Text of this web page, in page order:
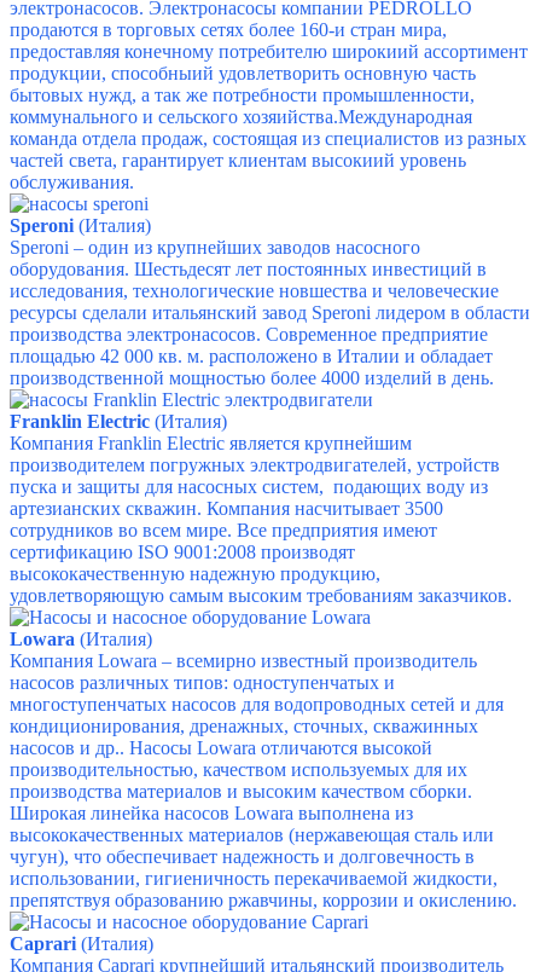
электронасосов. Электронасосы компании PEDROLLO
продаются в торговых сетях более 160-и стран мира,
предоставляя конечному потребителю широкиий ассортимент
продукции, способныий удовлетворить основную часть
бытовых нужд, а так же потребности промышленности,
коммунального и сельского хозяийства.Международная
команда отдела продаж, состоящая из специалистов из разных
частей света, гарантирует клиентам высокиий уровень
обслуживания.
Speroni (Италия)
Speroni – один из крупнейших заводов насосного
оборудования. Шестьдесят лет постоянных инвестиций в
исследования, технологические новшества и человеческие
ресурсы сделали итальянский завод Speroni лидером в области
производства электронасосов. Современное предприятие
площадью 42 000 кв. м. расположено в Италии и обладает
производственной мощностью более 4000 изделий в день.
Franklin Electric (Италия)
Компания Franklin Electric является крупнейшим
производителем погружных электродвигателей, устройств
пуска и защиты для насосных систем, подающих воду из
артезианских скважин. Компания насчитывает 3500
сотрудников во всем мире. Все предприятия имеют
сертификацию ISO 9001:2008 производят
высококачественную надежную продукцию,
удовлетворяющую самым высоким требованиям заказчиков.
Lowara (Италия)
Компания Lowara – всемирно известный производитель
насосов различных типов: одноступенчатых и
многоступенчатых насосов для водопроводных сетей и для
кондиционирования, дренажных, сточных, скважинных
насосов и др.. Насосы Lowara отличаются высокой
производительностью, качеством используемых для их
производства материалов и высоким качеством сборки.
Широкая линейка насосов Lowara выполнена из
высококачественных материалов (нержавеющая сталь или
чугун), что обеспечивает надежность и долговечность в
использовании, гигиеничность перекачиваемой жидкости,
препятствуя образованию ржавчины, коррозии и окислению.
Caprari (Италия)
Компания Caprari крупнейший итальянский производитель